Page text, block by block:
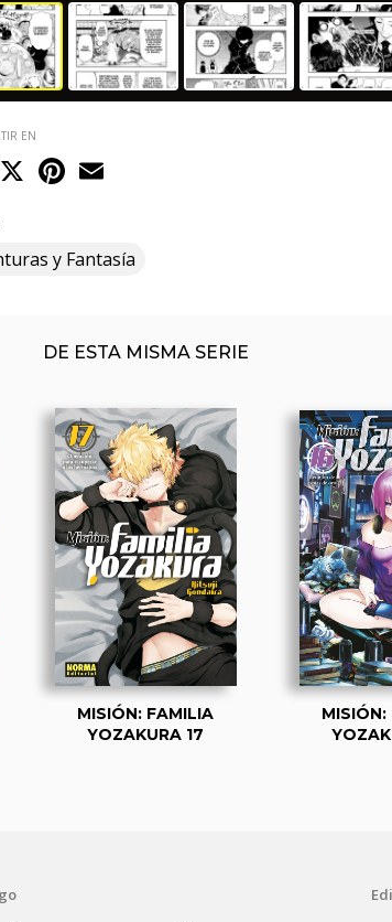
EN
Facebook
X Pinterest
y Fantasía
DE ESTA MISMA SERIE
MISIÓN: FAMILIA
YOZAKURA 17